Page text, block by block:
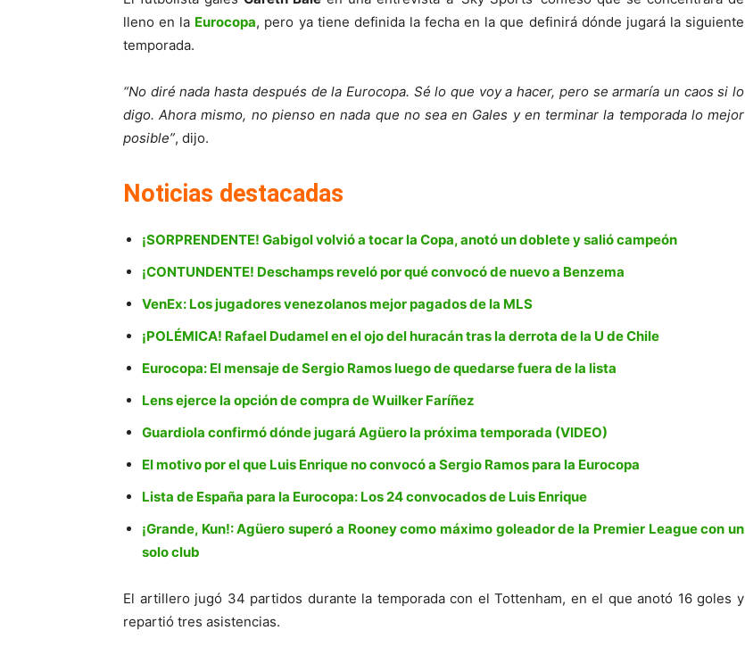
lleno en la Eurocopa, pero ya tiene definida la fecha en la que definirá dónde jugará la siguiente
temporada.
“No diré nada hasta después de la Eurocopa. Sé lo que voy a hacer, pero se armaría un caos si lo
digo. Ahora mismo, no pienso en nada que no sea en Gales y en terminar la temporada lo mejor
posible”, dijo.
Noticias destacadas
¡SORPRENDENTE! Gabigol volvió a tocar la Copa, anotó un doblete y salió campeón
¡CONTUNDENTE! Deschamps reveló por qué convocó de nuevo a Benzema
VenEx: Los jugadores venezolanos mejor pagados de la MLS
¡POLÉMICA! Rafael Dudamel en el ojo del huracán tras la derrota de la U de Chile
Eurocopa: El mensaje de Sergio Ramos luego de quedarse fuera de la lista
Lens ejerce la opción de compra de Wuilker Faríñez
Guardiola confirmó dónde jugará Agüero la próxima temporada (VIDEO)
El motivo por el que Luis Enrique no convocó a Sergio Ramos para la Eurocopa
Lista de España para la Eurocopa: Los 24 convocados de Luis Enrique
¡Grande, Kun!: Agüero superó a Rooney como máximo goleador de la Premier League con un
solo club
El artillero jugó 34 partidos durante la temporada con el Tottenham, en el que anotó 16 goles y
repartió tres asistencias.